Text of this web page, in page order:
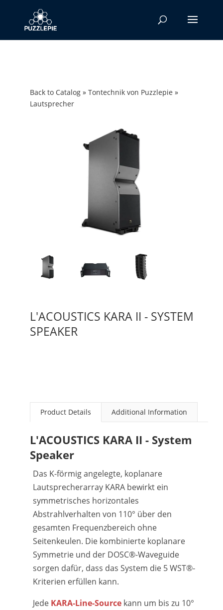
Back to Catalog
Tontechnik von Puzzlepie
Lautsprecher
L'ACOUSTICS KARA II - SYSTEM
SPEAKER
Product Details Additional Information
L'ACOUSTICS KARA II - System
Speaker
Das K-förmig angelegte, koplanare
Lautsprecherarray KARA bewirkt ein
symmetrisches horizontales
Abstrahlverhalten von 110° über den
gesamten Frequenzbereich ohne
Seitenkeulen. Die kombinierte koplanare
Symmetrie und der DOSC®-Waveguide
sorgen dafür, dass das System die 5 WST®-
Kriterien erfüllen kann.
Jede KARA-Line-Sourcekann um bis zu 10°